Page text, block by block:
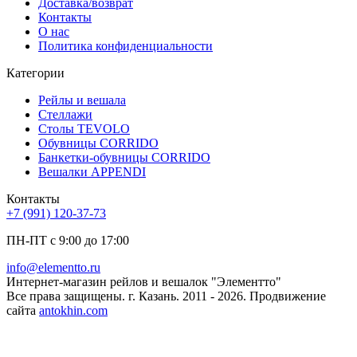
Контакты
О нас
Политика конфиденциальности
Категории
Рейлы и вешала
Стеллажи
Столы TEVOLO
Обувницы CORRIDO
Банкетки-обувницы CORRIDO
Вешалки APPENDI
Контакты
+7 (991) 120-37-73
ПН-ПТ с 9:00 до 17:00
info@elementto.ru
Интернет-магазин рейлов и вешалок "Элементто"
Все права защищены. г. Казань. 2011 - 2026. Продвижение
сайта antokhin.com